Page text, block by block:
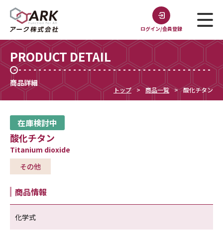
ログイン/会員登録
PRODUCT DETAIL
商品詳細
トップ 商品一覧 酸化チタン
在庫検討中
酸化チタン
Titanium dioxide
その他
商品情報
化学式